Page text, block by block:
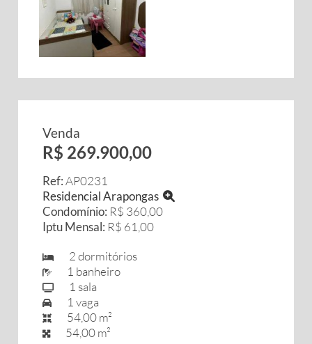
Venda
R$ 269.900,00
Ref:AP0231
Residencial Arapongas
Condomínio: R$ 360,00
Iptu Mensal: R$ 61,00
2 dormitórios
1 banheiro
1 sala
1 vaga
54,00 m²
54,00 m²